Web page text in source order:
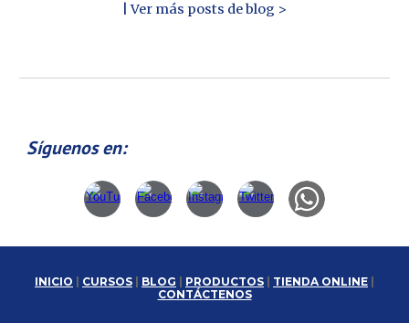
| Ver más posts de blog >
Síguenos en:
INICIO CURSOS BLOG PRODUCTOS TIENDA ONLINE
CONTÁCTENOS